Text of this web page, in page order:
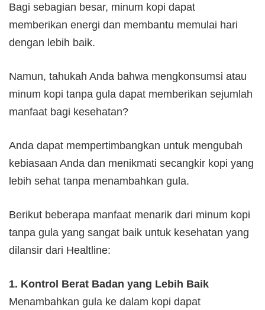
Bagi sebagian besar, minum kopi dapat
memberikan energi dan membantu memulai hari
dengan lebih baik.
Namun, tahukah Anda bahwa mengkonsumsi atau
minum kopi tanpa gula dapat memberikan sejumlah
manfaat bagi kesehatan?
Anda dapat mempertimbangkan untuk mengubah
kebiasaan Anda dan menikmati secangkir kopi yang
lebih sehat tanpa menambahkan gula.
Berikut beberapa manfaat menarik dari minum kopi
tanpa gula yang sangat baik untuk kesehatan yang
dilansir dari Healtline:
1. Kontrol Berat Badan yang Lebih Baik
Menambahkan gula ke dalam kopi dapat